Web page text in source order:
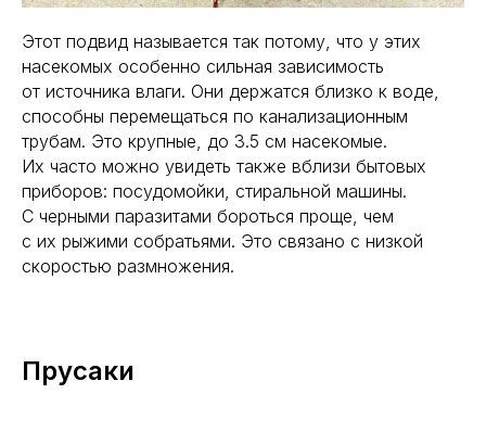
Этот подвид называется так потому, что у этих
насекомых особенно сильная зависимость
от источника влаги. Они держатся близко к воде,
способны перемещаться по канализационным
трубам. Это крупные, до 3.5 см насекомые.
Их часто можно увидеть также вблизи бытовых
приборов: посудомойки, стиральной машины.
С черными паразитами бороться проще, чем
с их рыжими собратьями. Это связано с низкой
скоростью размножения.
Прусаки